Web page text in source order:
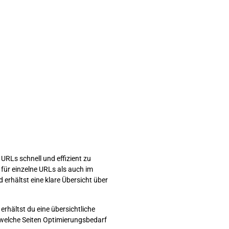
schnell und effizient zu
einzelne URLs als auch im
eine klare Übersicht über
du eine übersichtliche
Seiten Optimierungsbedarf